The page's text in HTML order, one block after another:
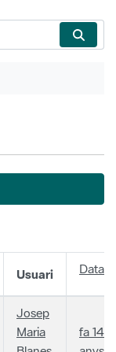
Usuari Data
Josep
Maria
fa 14